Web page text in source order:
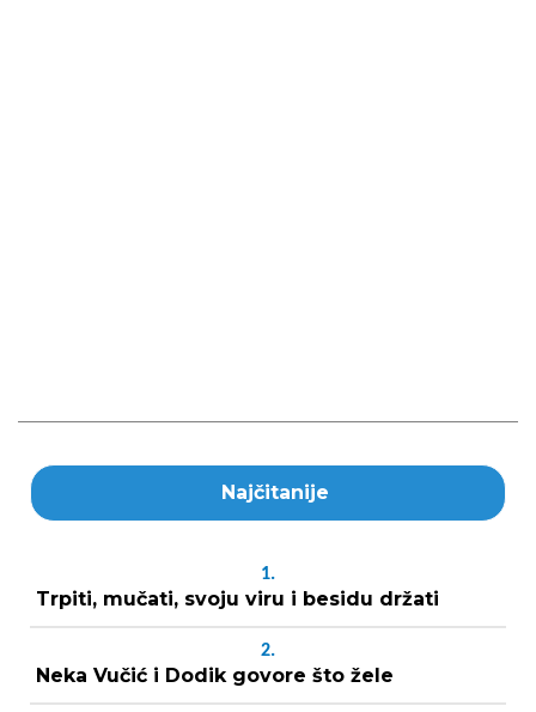
Najčitanije
1.
Trpiti, mučati, svoju viru i besidu držati
2.
Neka Vučić i Dodik govore što žele